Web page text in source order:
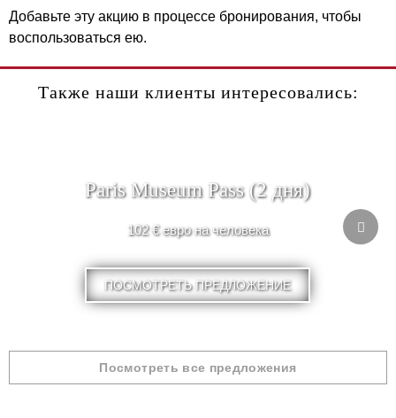
Добавьте эту акцию в процессе бронирования, чтобы
воспользоваться ею.
Также наши клиенты интересовались:
Paris Museum Pass (2 дня)
102 € евро на человека
ПОСМОТРЕТЬ ПРЕДЛОЖЕНИЕ
Посмотреть все предложения